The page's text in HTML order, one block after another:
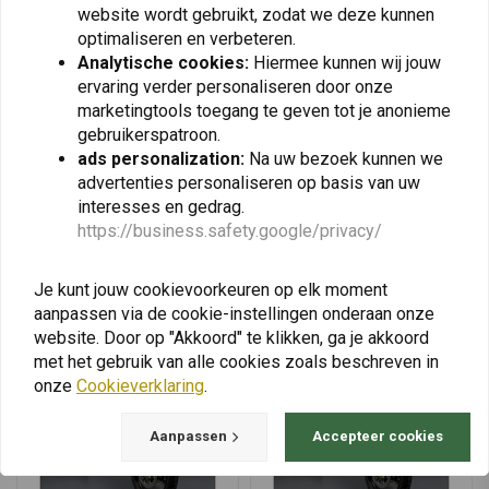
Windscherm Adapter
Yamaha Ténéré 700 |
Zwarte Editie
€50,95
GIVI
Windscherm BMW R 1200
GS ('04-'09) | 330DT
€117,16
View more
website wordt gebruikt, zodat we deze kunnen
optimaliseren en verbeteren.
Analytische cookies: Hiermee kunnen wij jouw
ervaring verder personaliseren door onze
marketingtools toegang te geven tot je anonieme
gebruikerspatroon.
ads personalization: Na uw bezoek kunnen we
advertenties personaliseren op basis van uw
interesses en gedrag.
https://business.safety.google/privacy/
Je kunt jouw cookievoorkeuren op elk moment
aanpassen via de cookie-instellingen onderaan onze
website. Door op "Akkoord" te klikken, ga je akkoord
met het gebruik van alle cookies zoals beschreven in
onze Cookieverklaring.
Aanpassen Accepteer cookies